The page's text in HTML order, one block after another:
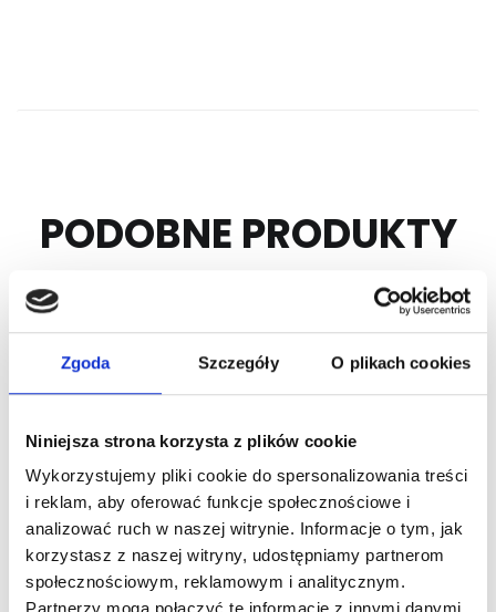
Zgoda Szczegóły O plikach cookies
Niniejsza strona korzysta z plików cookie
Wykorzystujemy pliki cookie do spersonalizowania treści
i reklam, aby oferować funkcje społecznościowe i
analizować ruch w naszej witrynie. Informacje o tym, jak
korzystasz z naszej witryny, udostępniamy partnerom
społecznościowym, reklamowym i analitycznym.
PODOBNE PRODUKTY
Nr Art.:
EPCO szerokie okucie
boczne prawe do
bezpiecznego panela
Profil górny do EPCO
finger-protection
panel, L 7000 mm